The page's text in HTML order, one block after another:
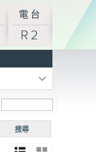
電台
R2
搜尋